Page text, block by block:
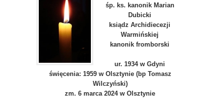
śp. ks. kanonik Marian
Dubicki
ksiądz Archidiecezji
Warmińskiej
kanonik fromborski
ur. 1934 w Gdyni
święcenia: 1959 w Olsztynie (bp Tomasz
Wilczyński)
zm. 6 marca 2024 w Olsztynie